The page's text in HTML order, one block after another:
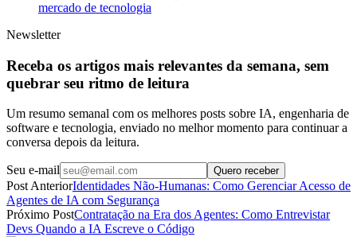
mercado de tecnologia
Newsletter
Receba os artigos mais relevantes da semana, sem
quebrar seu ritmo de leitura
Um resumo semanal com os melhores posts sobre IA, engenharia de
software e tecnologia, enviado no melhor momento para continuar a
conversa depois da leitura.
Seu e-mail Quero receber
Post AnteriorIdentidades Não-Humanas: Como Gerenciar Acesso de
Agentes de IA com Segurança
Próximo PostContratação na Era dos Agentes: Como Entrevistar
Devs Quando a IA Escreve o Código